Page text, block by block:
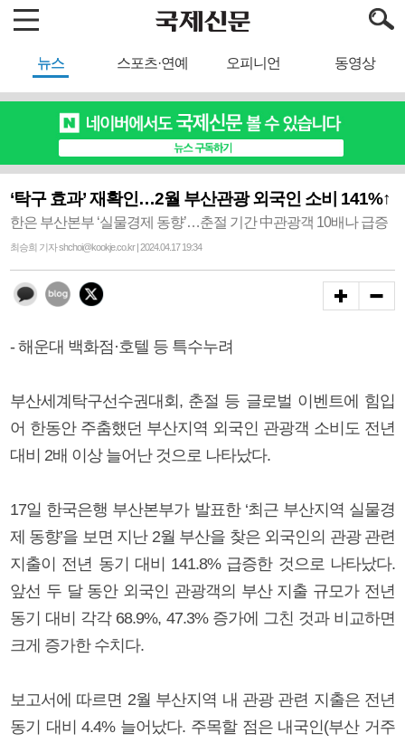
뉴스 스포츠·연예 오피니언 동영상
‘탁구 효과’ 재확인…2월 부산관광 외국인 소비 141%↑
한은 부산본부 ‘실물경제 동향’…춘절 기간 中관광객 10배나 급증
최승희 기자 shchoi@kookje.co.kr | 2024.04.17 19:34
- 해운대 백화점·호텔 등 특수누려
부산세계탁구선수권대회, 춘절 등 글로벌 이벤트에 힘입
어 한동안 주춤했던 부산지역 외국인 관광객 소비도 전년
대비 2배 이상 늘어난 것으로 나타났다.
17일 한국은행 부산본부가 발표한 ‘최근 부산지역 실물경
제 동향’을 보면 지난 2월 부산을 찾은 외국인의 관광 관련
지출이 전년 동기 대비 141.8% 급증한 것으로 나타났다.
앞선 두 달 동안 외국인 관광객의 부산 지출 규모가 전년
동기 대비 각각 68.9%, 47.3% 증가에 그친 것과 비교하면
크게 증가한 수치다.
보고서에 따르면 2월 부산지역 내 관광 관련 지출은 전년
동기 대비 4.4% 늘어났다. 주목할 점은 내국인(부산 거주